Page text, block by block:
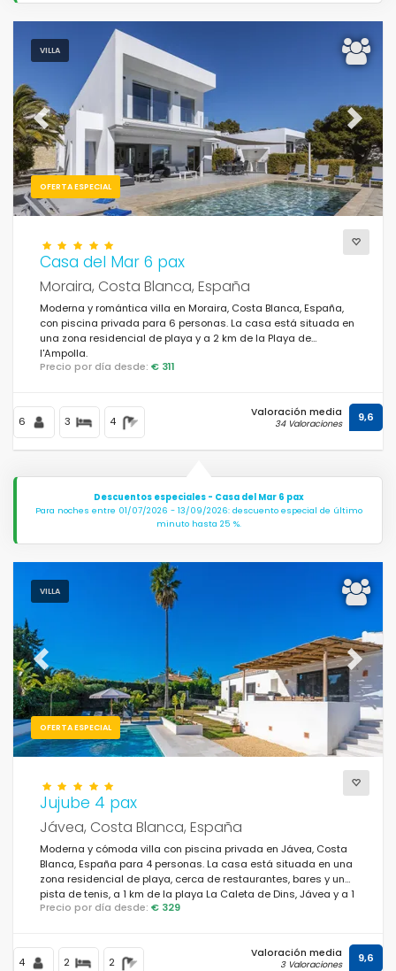
VILLA
OFERTA ESPECIAL
Previous Next
Casa del Mar 6 pax
Moraira, Costa Blanca, España
Moderna y romántica villa en Moraira, Costa Blanca, España,
con piscina privada para 6 personas. La casa está situada en
una zona residencial de playa y a 2 km de la Playa de
l'Ampolla.
Precio por día desde: € 311
6 3 4
Valoración media
34 Valoraciones 9,6
Descuentos especiales - Casa del Mar 6 pax
Para noches entre 01/07/2026 - 13/09/2026: descuento especial de último
minuto hasta 25 %.
VILLA
OFERTA ESPECIAL
Previous Next
Jujube 4 pax
Jávea, Costa Blanca, España
Moderna y cómoda villa con piscina privada en Jávea, Costa
Blanca, España para 4 personas. La casa está situada en una
zona residencial de playa, cerca de restaurantes, bares y una
pista de tenis, a 1 km de la playa La Caleta de Dins, Jávea y a 1
km del Mediterráneo, Jávea.
Precio por día desde: € 329
4 2 2
Valoración media
3 Valoraciones 9,6